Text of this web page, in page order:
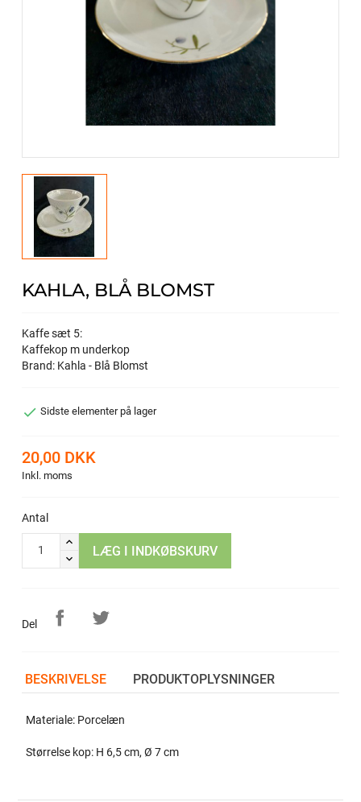
KAHLA, BLÅ BLOMST
Kaffe sæt 5:
Kaffekop m underkop
Brand: Kahla - Blå Blomst
 Sidste elementer på lager
20,00 DKK
Inkl. moms
Antal
LÆG I INDKØBSKURV
Del
BESKRIVELSE PRODUKTOPLYSNINGER
Materiale: Porcelæn
Størrelse kop: H 6,5 cm, Ø 7 cm